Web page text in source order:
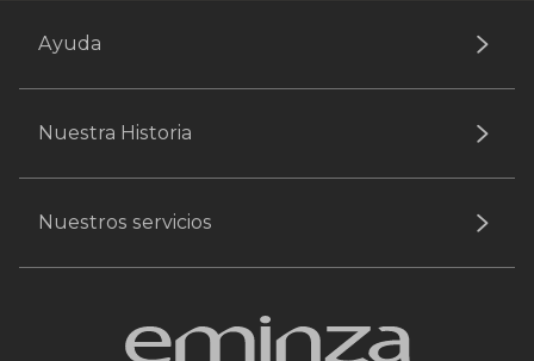
Ayuda
Nuestra Historia
Nuestros servicios